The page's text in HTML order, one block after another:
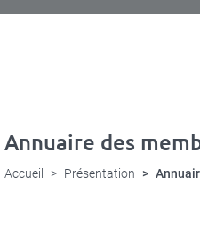
Annuaire des
Accueil Présentation